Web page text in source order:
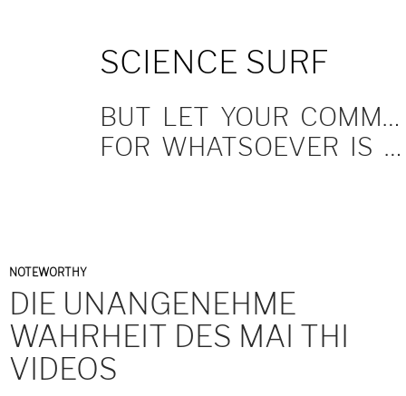
SCIENCE SURF
BUT LET YOUR COMMUNICATION BE YEA, YEA; NAY, NAY.
FOR WHATSOEVER IS MORE THAN THESE COMETH OF EVIL.
NOTEWORTHY
DIE UNANGENEHME
WAHRHEIT DES MAI THI
VIDEOS